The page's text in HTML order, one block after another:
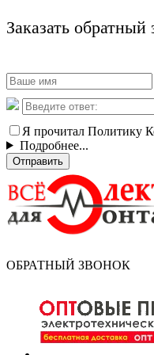
Заказать обратный
Я прочитал Политику
Подробнее...
Отправить
ОБРАТНЫЙ ЗВОНОК